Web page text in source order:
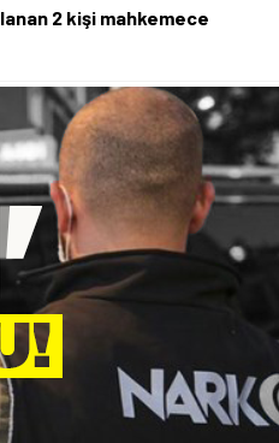
2 kişi mahkemece